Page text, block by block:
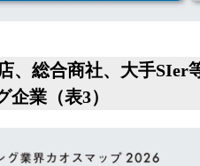
、総合商社、大手SIer
業（表3）